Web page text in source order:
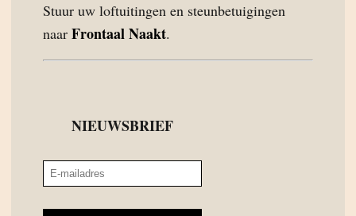
Stuur uw loftuitingen en steunbetuigingen
naar Frontaal Naakt.
NIEUWSBRIEF